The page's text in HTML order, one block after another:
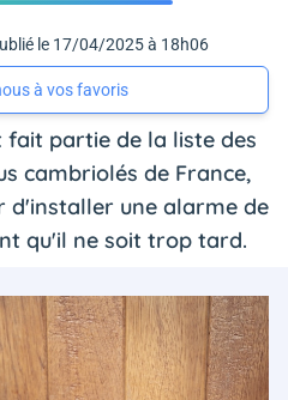
le 17/04/2025 à 18h06
à vos favoris
partie de la liste des
cambriolés de France,
d'installer une alarme de
qu'il ne soit trop tard.